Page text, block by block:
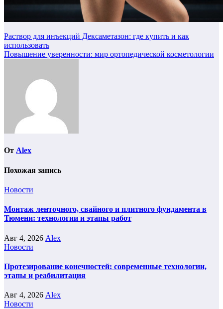
Навигация
по
Раствор для инъекций Дексаметазон: где купить и как
использовать
Повышение уверенности: мир ортопедической косметологии
От Alex
Похожая запись
Новости
Монтаж ленточного, свайного и плитного фундамента в
Тюмени: технологии и этапы работ
Авг 4, 2026 Alex
Новости
Протезирование конечностей: современные технологии,
этапы и реабилитация
Авг 4, 2026 Alex
Новости